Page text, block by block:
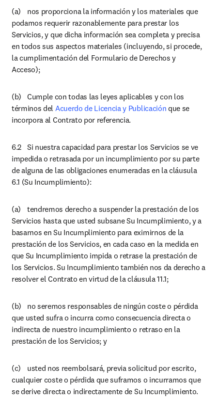
(a)	nos proporciona la información y los materiales que
podamos requerir razonablemente para prestar los
Servicios, y que dicha información sea completa y precisa
en todos sus aspectos materiales (incluyendo, si procede,
la cumplimentación del Formulario de Derechos y
Acceso);
(b)	Cumple con todas las leyes aplicables y con los
términos del Acuerdo de Licencia y Publicación que se
incorpora al Contrato por referencia.
6.2	Si nuestra capacidad para prestar los Servicios se ve
impedida o retrasada por un incumplimiento por su parte
de alguna de las obligaciones enumeradas en la cláusula
6.1 (Su Incumplimiento):
(a)	tendremos derecho a suspender la prestación de los
Servicios hasta que usted subsane Su Incumplimiento, y a
basarnos en Su Incumplimiento para eximirnos de la
prestación de los Servicios, en cada caso en la medida en
que Su Incumplimiento impida o retrase la prestación de
los Servicios. Su Incumplimiento también nos da derecho a
resolver el Contrato en virtud de la cláusula 11.1;
(b)	no seremos responsables de ningún coste o pérdida
que usted sufra o incurra como consecuencia directa o
indirecta de nuestro incumplimiento o retraso en la
prestación de los Servicios; y
(c)	usted nos reembolsará, previa solicitud por escrito,
cualquier coste o pérdida que suframos o incurramos que
se derive directa o indirectamente de Su Incumplimiento.